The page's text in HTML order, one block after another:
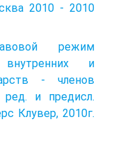
2010 - 2010
режим
и
- членов
ред. и предисл.
Клувер, 2010г.